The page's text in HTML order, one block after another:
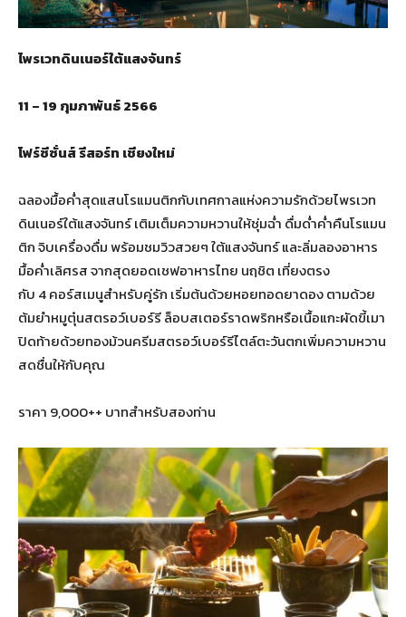
ไพรเวทดินเนอร์ใต้แสงจันทร์
11 – 19 กุมภาพันธ์2566
โฟร์ซีซั่นส์ รีสอร์ท เชียงใหม่
ฉลองมื้อค่ำสุดแสนโรแมนติกกับเทศกาลแห่งความรักด้วยไพรเวท
ดินเนอร์ใต้แสงจันทร์ เติมเต็มความหวานให้ชุ่มฉ่ำ ดื่มด่ำค่ำคืนโรแมน
ติก จิบเครื่องดื่ม พร้อมชมวิวสวยๆ ใต้แสงจันทร์ และลิ่มลองอาหาร
มื้อค่ำเลิศรส จากสุดยอดเชฟอาหารไทย นฤชิต เที่ยงตรง
กับ 4 คอร์สเมนูสำหรับคู่รัก เริ่มต้นด้วยหอยทอดยาดอง ตามด้วย
ต้มยำหมูตุ๋นสตรอว์เบอร์รี ล็อบสเตอร์ราดพริกหรือเนื้อแกะผัดขี้เมา
ปิดท้ายด้วยทองม้วนครีมสตรอว์เบอร์รีไตล์ตะวันตกเพิ่มความหวาน
สดชื่นให้กับคุณ
ราคา 9,000++ บาทสำหรับสองท่าน